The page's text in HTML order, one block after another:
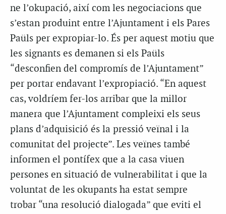
ne l’okupació, així com les negociacions que
s’estan produint entre l’Ajuntament i els Pares
Paüls per expropiar-lo. És per aquest motiu que
les signants es demanen si els Paüls
“desconfien del compromís de l’Ajuntament”
per portar endavant l’expropiació. “En aquest
cas, voldríem fer-los arribar que la millor
manera que l’Ajuntament compleixi els seus
plans d’adquisició és la pressió veïnal i la
comunitat del projecte”. Les veïnes també
informen el pontífex que a la casa viuen
persones en situació de vulnerabilitat i que la
voluntat de les okupants ha estat sempre
trobar “una resolució dialogada” que eviti el